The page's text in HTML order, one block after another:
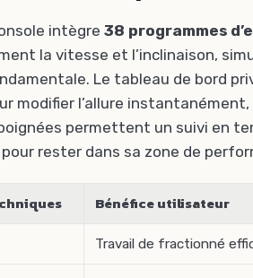
intègre 38 programmes
la vitesse et l’inclinaison,
Le tableau de bord
modifier l’allure
permettent un suivi en
rester dans sa zone de
Bénéfice utilisateur
Travail de fractionné